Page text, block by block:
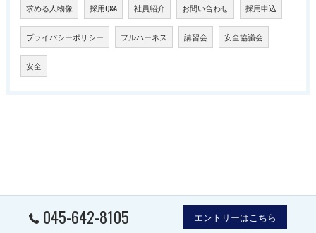
求める人物像 採用Q&A 社員紹介 お問い合わせ 採用申込
プライバシーポリシー フルハーネス 講習会 安全協議会
安全
045-642-8105 エントリーはこちら